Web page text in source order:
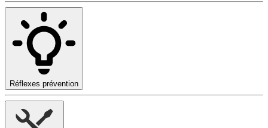
Réflexes prévention